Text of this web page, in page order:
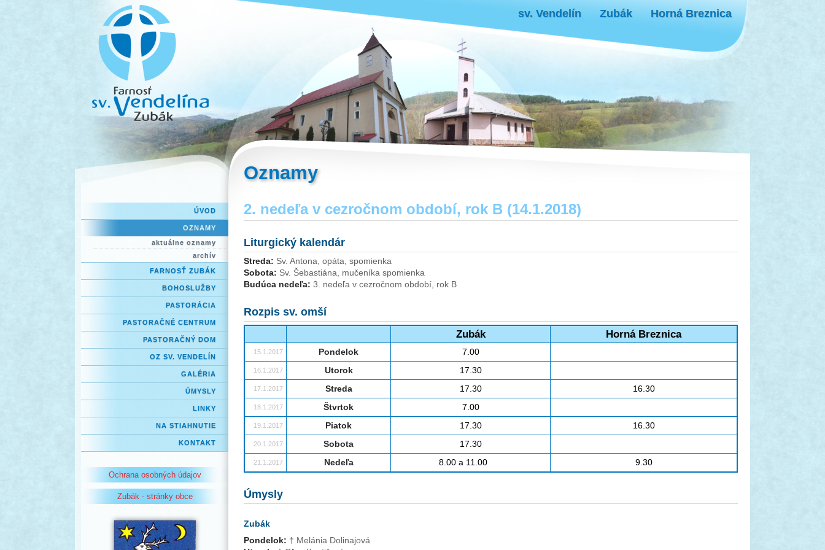
Horná Breznica
Zubák
sv. Vendelín
ÚVOD
OZNAMY
aktuálne oznamy
archív
FARNOSŤ ZUBÁK
BOHOSLUŽBY
PASTORÁCIA
PASTORAČNÉ CENTRUM
PASTORAČNÝ DOM
OZ SV. VENDELÍN
GALÉRIA
ÚMYSLY
LINKY
NA STIAHNUTIE
KONTAKT
Ochrana osobných údajov
Zubák - stránky obce
Oznamy
2. nedeľa v cezročnom období, rok B (14.1.2018)
Liturgický kalendár
Streda: Sv. Antona, opáta, spomienka
Sobota: Sv. Šebastiána, mučeníka spomienka
Budúca nedeľa: 3. nedeľa v cezročnom období, rok B
Rozpis sv. omší
Zubák Horná Breznica
15.1.2017 Pondelok 7.00
16.1.2017 Utorok 17.30
17.1.2017 Streda 17.30 16.30
18.1.2017 Štvrtok 7.00
19.1.2017 Piatok 17.30 16.30
20.1.2017 Sobota 17.30
21.1.2017 Nedeľa 8.00 a 11.00 9.30
Úmysly
Zubák
Pondelok: † Melánia Dolinajová